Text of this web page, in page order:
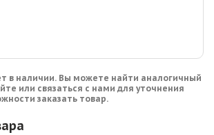
в наличии. Вы можете найти аналогичный
или связаться с нами для уточнения
заказать товар.